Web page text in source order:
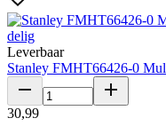
Leverbaar
Stanley FMHT66426-0
30,99